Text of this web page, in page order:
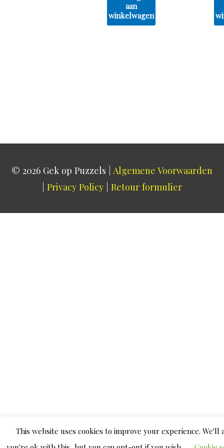
aan
winkelwagen
© 2026 Gek op Puzzels
Algemene Voorwaarden
Privacy Policy Retour formulier
This website uses cookies to improve your experience. We'll